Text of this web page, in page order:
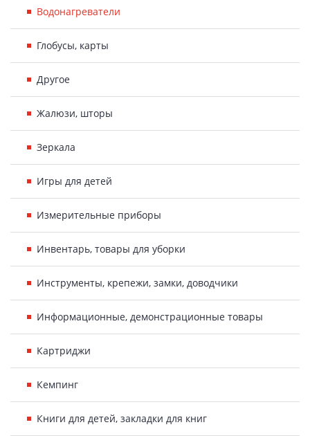
Водонагреватели
Глобусы, карты
Другое
Жалюзи, шторы
Зеркала
Игры для детей
Измерительные приборы
Инвентарь, товары для уборки
Инструменты, крепежи, замки, доводчики
Информационные, демонстрационные товары
Картриджи
Кемпинг
Книги для детей, закладки для книг